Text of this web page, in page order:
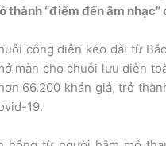
thành “điểm đến âm
công diễn kéo dài từ
màn cho chuỗi lưu diễn
66.200 khán giả, trở
19.